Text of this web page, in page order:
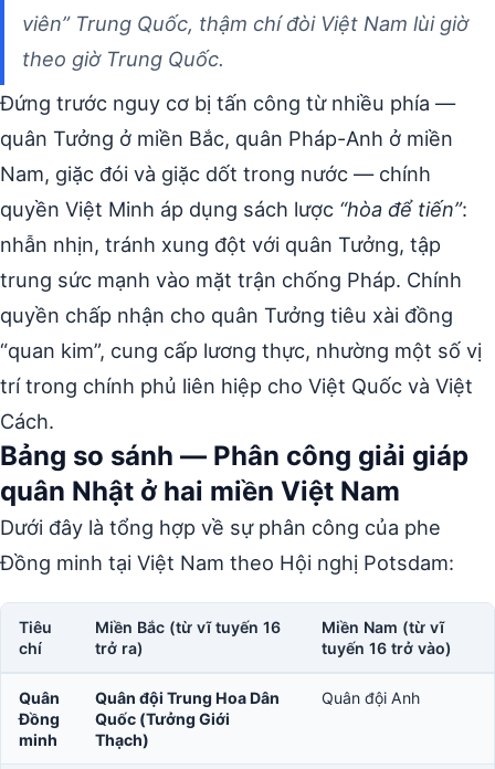
viên” Trung Quốc, thậm chí đòi Việt Nam lùi giờ
theo giờ Trung Quốc.
Đứng trước nguy cơ bị tấn công từ nhiều phía —
quân Tưởng ở miền Bắc, quân Pháp-Anh ở miền
Nam, giặc đói và giặc dốt trong nước — chính
quyền Việt Minh áp dụng sách lược “hòa để tiến”:
nhẫn nhịn, tránh xung đột với quân Tưởng, tập
trung sức mạnh vào mặt trận chống Pháp. Chính
quyền chấp nhận cho quân Tưởng tiêu xài đồng
“quan kim”, cung cấp lương thực, nhường một số vị
trí trong chính phủ liên hiệp cho Việt Quốc và Việt
Cách.
Bảng so sánh — Phân công giải giáp
quân Nhật ở hai miền Việt Nam
Dưới đây là tổng hợp về sự phân công của phe
Đồng minh tại Việt Nam theo Hội nghị Potsdam:
Tiêu
chí
Miền Bắc (từ vĩ tuyến 16
trở ra)
Miền Nam (từ vĩ
tuyến 16 trở vào)
Quân
Đồng
minh
Quân đội Trung Hoa Dân
Quốc (Tưởng Giới
Thạch)
Quân đội Anh